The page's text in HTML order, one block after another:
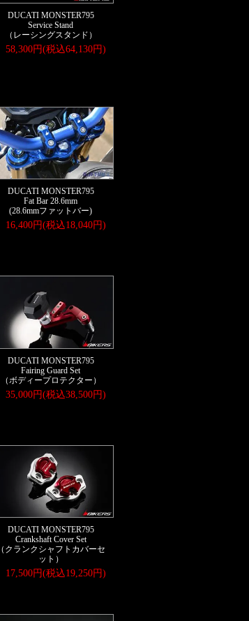
DUCATI MONSTER795
Service Stand
（レーシングスタンド）
58,300円(税込64,130円)
DUCATI MONSTER795
Fat Bar 28.6mm
(28.6mmファットバー)
16,400円(税込18,040円)
DUCATI MONSTER795
Fairing Guard Set
（ボディープロテクター）
35,000円(税込38,500円)
DUCATI MONSTER795
Crankshaft Cover Set
（クランクシャフトカバーセ
ット）
17,500円(税込19,250円)